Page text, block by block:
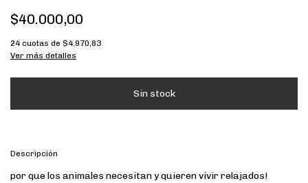
$40.000,00
24 cuotas de $4.970,83
Ver más detalles
Descripción
por que los animales necesitan y quieren vivir relajados!